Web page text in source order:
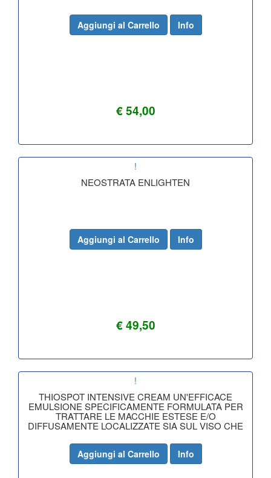
€ 54,00
Aggiungi al Carrello Info
!
NEOSTRATA ENLIGHTEN
€ 49,50
Aggiungi al Carrello Info
!
THIOSPOT INTENSIVE CREAM UN'EFFICACE
EMULSIONE SPECIFICAMENTE FORMULATA PER
TRATTARE LE MACCHIE ESTESE E/O
DIFFUSAMENTE LOCALIZZATE SIA SUL VISO CHE
Aggiungi al Carrello Info